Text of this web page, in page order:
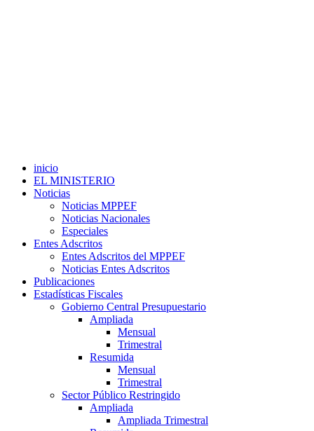
inicio
EL MINISTERIO
Noticias
Noticias MPPEF
Noticias Nacionales
Especiales
Entes Adscritos
Entes Adscritos del MPPEF
Noticias Entes Adscritos
Publicaciones
Estadísticas Fiscales
Gobierno Central Presupuestario
Ampliada
Mensual
Trimestral
Resumida
Mensual
Trimestral
Sector Público Restringido
Ampliada
Ampliada Trimestral